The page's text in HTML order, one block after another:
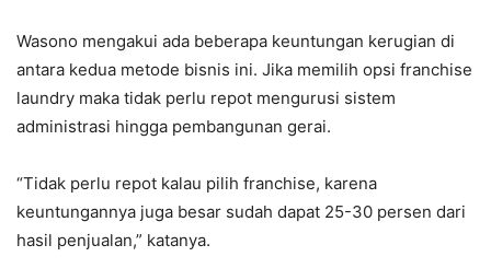
Wasono mengakui ada beberapa keuntungan kerugian di
antara kedua metode bisnis ini. Jika memilih opsi franchise
laundry maka tidak perlu repot mengurusi sistem
administrasi hingga pembangunan gerai.
“Tidak perlu repot kalau pilih franchise, karena
keuntungannya juga besar sudah dapat 25-30 persen dari
hasil penjualan,” katanya.